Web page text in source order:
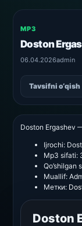
MP3
Doston
06.04.2026admin
Tavsifni o‘qish
Doston Ergashev
Ijrochi:
Mp3 sifati:
Qo’shilgan
Muallif:
Метки:
Doston